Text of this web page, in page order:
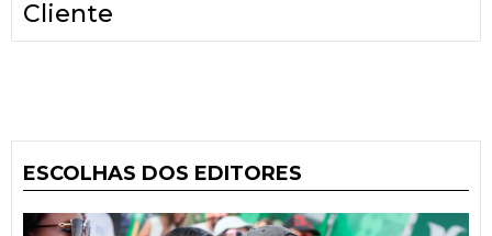
Cliente
ESCOLHAS DOS EDITORES